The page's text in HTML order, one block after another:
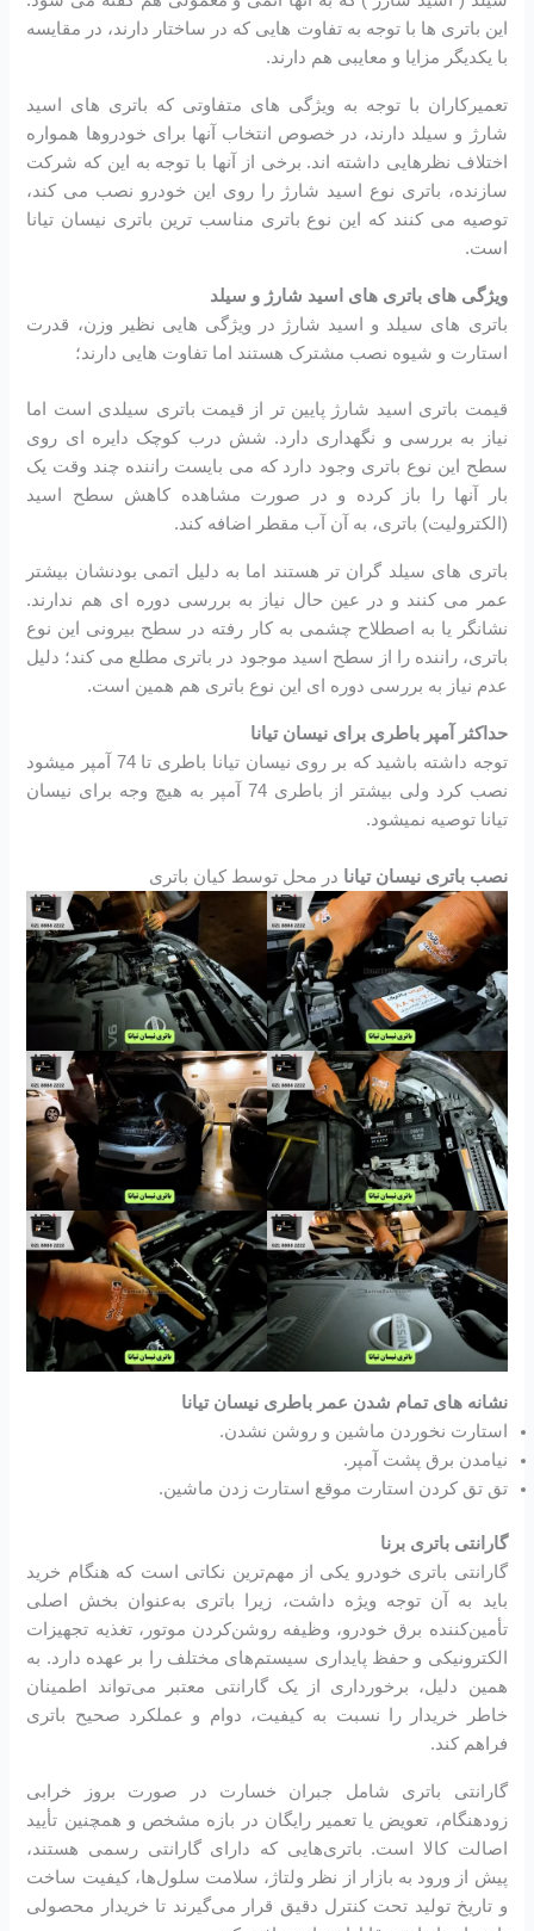
این باتری ها با توجه به تفاوت هایی که در ساختار دارند، در مقایسه
با یکدیگر مزایا و معایبی هم دارند.
تعمیرکاران با توجه به ویژگی های متفاوتی که باتری های اسید
شارژ و سیلد دارند، در خصوص انتخاب آنها برای خودروها همواره
اختلاف نظرهایی داشته اند. برخی از آنها با توجه به این که شرکت
سازنده، باتری نوع اسید شارژ را روی این خودرو نصب می کند،
توصیه می کنند که این نوع باتری مناسب ترین باتری نیسان تیانا
است.
ویژگی های باتری های اسید شارژ و سیلد
باتری های سیلد و اسید شارژ در ویژگی هایی نظیر وزن، قدرت
استارت و شیوه نصب مشترک هستند اما تفاوت هایی دارند؛
قیمت باتری اسید شارژ پایین تر از قیمت باتری سیلدی است اما
نیاز به بررسی و نگهداری دارد. شش درب کوچک دایره ای روی
سطح این نوع باتری وجود دارد که می بایست راننده چند وقت یک
بار آنها را باز کرده و در صورت مشاهده کاهش سطح اسید
(الکترولیت) باتری، به آن آب مقطر اضافه کند.
باتری های سیلد گران تر هستند اما به دلیل اتمی بودنشان بیشتر
عمر می کنند و در عین حال نیاز به بررسی دوره ای هم ندارند.
نشانگر یا به اصطلاح چشمی به کار رفته در سطح بیرونی این نوع
باتری، راننده را از سطح اسید موجود در باتری مطلع می کند؛ دلیل
عدم نیاز به بررسی دوره ای این نوع باتری هم همین است.
حداکثر آمپر باطری برای نیسان تیانا
توجه داشته باشید که بر روی نیسان تیانا باطری تا 74 آمپر میشود
نصب کرد ولی بیشتر از باطری 74 آمپر به هیچ وجه برای نیسان
تیانا توصیه نمیشود.
نصب باتری نیسان تیانا در محل توسط کیان باتری
نشانه های تمام شدن عمر باطری نیسان تیانا
استارت نخوردن ماشین و روشن نشدن.
نیامدن برق پشت آمپر.
تق تق کردن استارت موقع استارت زدن ماشین.
گارانتی باتری برنا
گارانتی باتری خودرو یکی از مهم‌ترین نکاتی است که هنگام خرید
باید به آن توجه ویژه داشت، زیرا باتری به‌عنوان بخش اصلی
تأمین‌کننده برق خودرو، وظیفه روشن‌کردن موتور، تغذیه تجهیزات
الکترونیکی و حفظ پایداری سیستم‌های مختلف را بر عهده دارد. به
همین دلیل، برخورداری از یک گارانتی معتبر می‌تواند اطمینان
خاطر خریدار را نسبت به کیفیت، دوام و عملکرد صحیح باتری
فراهم کند.
گارانتی باتری شامل جبران خسارت در صورت بروز خرابی
زودهنگام، تعویض یا تعمیر رایگان در بازه مشخص و همچنین تأیید
اصالت کالا است. باتری‌هایی که دارای گارانتی رسمی هستند،
پیش از ورود به بازار از نظر ولتاژ، سلامت سلول‌ها، کیفیت ساخت
و تاریخ تولید تحت کنترل دقیق قرار می‌گیرند تا خریدار محصولی